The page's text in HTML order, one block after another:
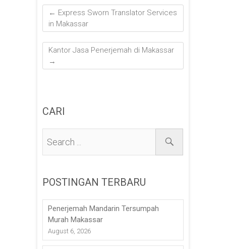
← Express Sworn Translator Services
in Makassar
Kantor Jasa Penerjemah di Makassar
→
CARI
POSTINGAN TERBARU
Penerjemah Mandarin Tersumpah
Murah Makassar
August 6, 2026